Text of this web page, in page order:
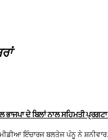
ਦੇ ਬਿਲਾਂ ਨਾਲ ਸਹਿਮਤੀ
ਇੰਚਾਰਜ ਬਲਤੇਜ ਪੰਨੂ ਨੇ